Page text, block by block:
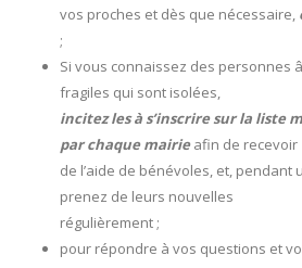
vos proches et dès que nécessaire,
;
Si vous connaissez des personnes
fragiles qui sont isolées,
incitez les à s’inscrire sur la liste
par chaque mairieafin de recevoir
de l’aide de bénévoles, et, pendant
prenez de leurs nouvelles
régulièrement ;
pour répondre à vos questions et